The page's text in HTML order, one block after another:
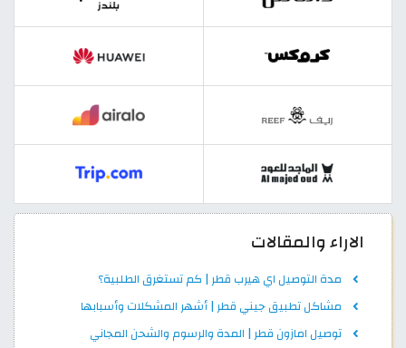
الاراء والمقالات
مدة التوصيل اي هيرب قطر | كم تستغرق الطلبية؟
مشاكل تطبيق جيني قطر | أشهر المشكلات وأسبابها
توصيل امازون قطر | المدة والرسوم والشحن المجاني